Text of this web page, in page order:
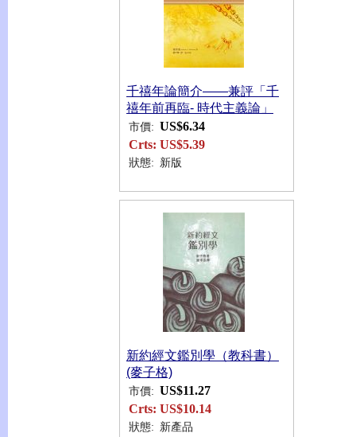
千禧年論簡介――兼評「千
禧年前再臨- 時代主義論」
市價: US$6.34
Crts: US$5.39
狀態: 新版
新約經文鑑別學（教科書）
(麥子格)
市價: US$11.27
Crts: US$10.14
狀態: 新產品